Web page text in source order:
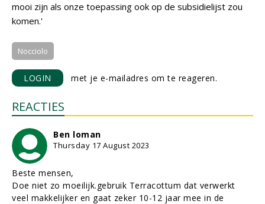
mooi zijn als onze toepassing ook op de subsidielijst zou
komen.'
Nocciolo
LOGIN met je e-mailadres om te reageren.
REACTIES
Ben loman
Thursday 17 August 2023
Beste mensen,
Doe niet zo moeilijk.gebruik Terracottum dat verwerkt
veel makkelijker en gaat zeker 10-12 jaar mee in de